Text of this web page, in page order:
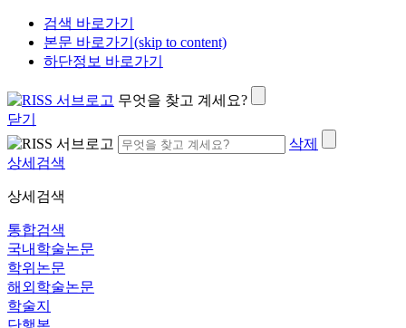
검색 바로가기
본문 바로가기(skip to content)
하단정보 바로가기
무엇을 찾고 계세요?
닫기
삭제
상세검색
상세검색
통합검색
국내학술논문
학위논문
해외학술논문
학술지
단행본